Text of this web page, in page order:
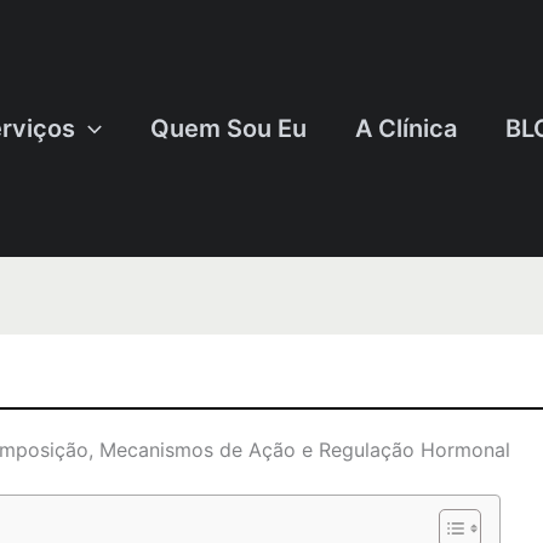
Quem Sou Eu A Clínica
Mecanismos de Ação e Regulação Hormonal